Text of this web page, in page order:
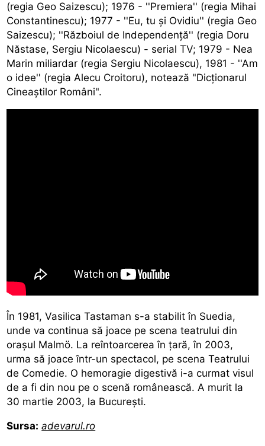
(regia Geo Saizescu); 1976 - ''Premiera'' (regia Mihai
Constantinescu); 1977 - ''Eu, tu şi Ovidiu'' (regia Geo
Saizescu); ''Războiul de Independenţă'' (regia Doru
Năstase, Sergiu Nicolaescu) - serial TV; 1979 - Nea
Marin miliardar (regia Sergiu Nicolaescu), 1981 - ''Am
o idee'' (regia Alecu Croitoru), notează "Dicţionarul
Cineaştilor Români".
În 1981, Vasilica Tastaman s-a stabilit în Suedia,
unde va continua să joace pe scena teatrului din
oraşul Malmö. La reîntoarcerea în ţară, în 2003,
urma să joace într-un spectacol, pe scena Teatrului
de Comedie. O hemoragie digestivă i-a curmat visul
de a fi din nou pe o scenă românească. A murit la
30 martie 2003, la Bucureşti.
Sursa: adevarul.ro